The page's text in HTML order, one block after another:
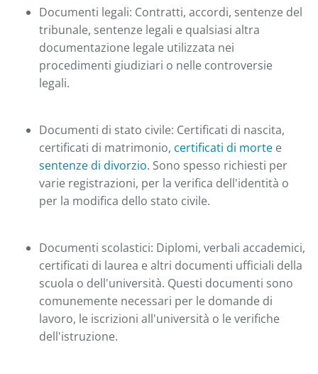
Documenti legali: Contratti, accordi, sentenze del
tribunale, sentenze legali e qualsiasi altra
documentazione legale utilizzata nei
procedimenti giudiziari o nelle controversie
legali.
Documenti di stato civile: Certificati di nascita,
certificati di matrimonio, certificati di morte e
sentenze di divorzio. Sono spesso richiesti per
varie registrazioni, per la verifica dell'identità o
per la modifica dello stato civile.
Documenti scolastici: Diplomi, verbali accademici,
certificati di laurea e altri documenti ufficiali della
scuola o dell'università. Questi documenti sono
comunemente necessari per le domande di
lavoro, le iscrizioni all'università o le verifiche
dell'istruzione.